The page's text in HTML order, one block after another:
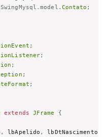
.model . Contato ;
;
;
;
;
;
extends JFrame {
, lbApelido , lbDtNascimento